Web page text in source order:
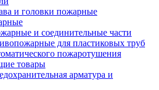
и головки пожарные
и соединительные части
для пластиковых труб
пожаротушения
товары
арматура и